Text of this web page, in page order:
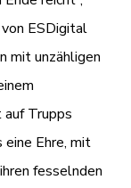
ESDigital
mit unzähligen
Trupps
Ehre, mit
fesselnden